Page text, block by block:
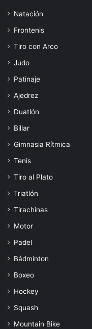
Natación
Frontenis
Tiro con Arco
Judo
Patinaje
Ajedrez
Duatlón
Billar
Gimnasia Rítmica
Tenis
Tiro al Plato
Triatlón
Tirachinas
Motor
Padel
Bádminton
Boxeo
Hockey
Squash
Mountain Bike